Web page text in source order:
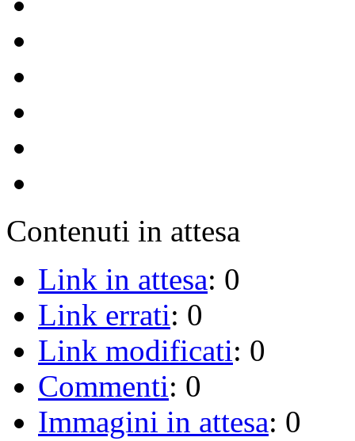
Contenuti in attesa
Link in attesa: 0
Link errati: 0
Link modificati: 0
Commenti: 0
Immagini in attesa: 0